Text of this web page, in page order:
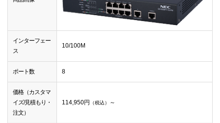
インターフェー
ス
10/100M
ポート数 8
価格（カスタマ
イズ/見積もり・
注文）
114,950円 （税込） ～